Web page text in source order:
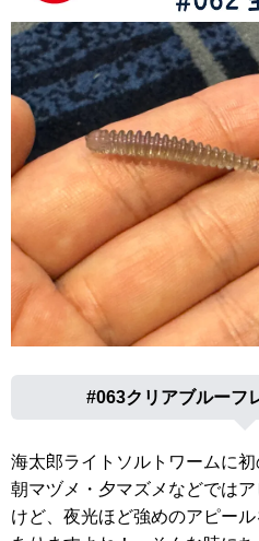
#063クリアブルーフ
海太郎ライトソルトワームに
朝マヅメ・夕マズメなどでは
けど、夜光ほど強めのアピー